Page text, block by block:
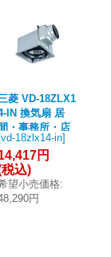
菱 VD-18ZLX1
IN 換気扇 居
・事務所・店
ダクト用換気
天井埋込形 24
間換気機能付
騒音形 グリル
売タイプ (VD-
[vd-18zlx14-in]
円
込)
望小売価格:
円